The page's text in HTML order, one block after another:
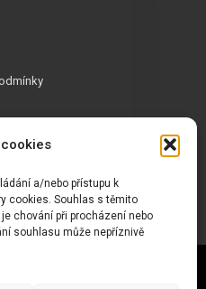
a/nebo přístupu k
cookies. Souhlas s těmito
chování při procházení nebo
souhlasu může nepříznivě